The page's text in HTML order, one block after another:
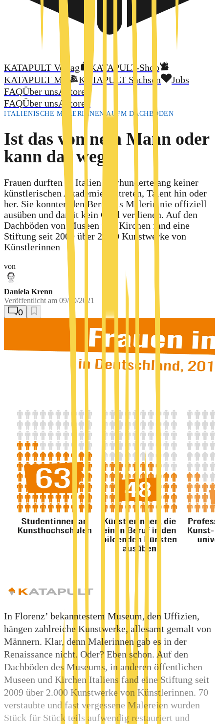
KATAPULT Verlag
KATAPULT-Shop
KATAPULT MV
KATAPULT Sachsen
Jobs
FAQÜber unsAutoren
FAQÜber unsAutoren
ITALIENISCHE MALERINNEN AUFM DACHBODEN
Ist das von nem Mann oder
kann das weg?
Frauen durften in Italien jahrhundertelang keiner
künstlerischen Akademie beitreten, Talent hin oder
her. Sie konnten den Beruf als Malerin nie offiziell
ausüben und damit kein Geld verdienen. Auf den
Dachböden von Museen und Kirchen fand eine
Stiftung seit 2009 über 2.000 Kunstwerke von
Künstlerinnen
von
Daniela Krenn
Veröffentlicht am 09/30/2021
0
In Florenz’ bekanntestem Museum, den Uffizien,
hängen zahlreiche Kunstwerke, allesamt gemalt von
Männern. Klar, denn Malerinnen gab es in der
Renaissance nicht. Oder? Eben schon. Auf den
Dachböden des Museums, in anderen öffentlichen
Museen und Kirchen Italiens fand eine Stiftung seit
2009 über 2.000 Kunstwerke von Künstlerinnen. 70
verstaubte und fast vergessene Malereien wurden
Stück für Stück teils aufwendig restauriert und